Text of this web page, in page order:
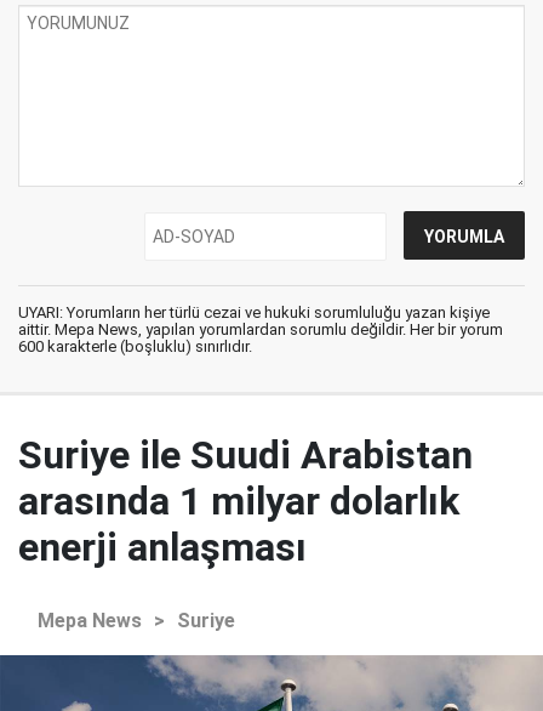
UYARI: Yorumların her türlü cezai ve hukuki sorumluluğu yazan kişiye
aittir. Mepa News, yapılan yorumlardan sorumlu değildir. Her bir yorum
600 karakterle (boşluklu) sınırlıdır.
Suriye ile Suudi Arabistan
arasında 1 milyar dolarlık
enerji anlaşması
Mepa News > Suriye